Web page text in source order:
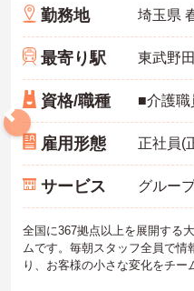
勤務地 埼玉県
最寄り駅
資格/職種
雇用形態 正社員(
サービス グルー
全国に367拠点以上を展開する
ムです。毎朝スタッフ全員で
り、お客様の小さな変化をチー